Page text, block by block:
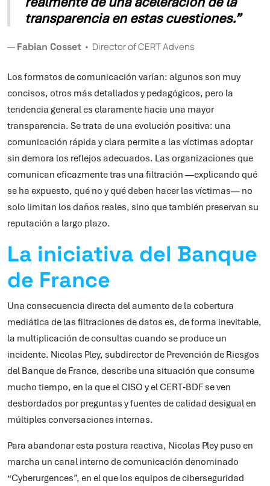
transparencia en estas cuestiones.”
Fabian Cosset • Director of CERT Advens
Los formatos de comunicación varían: algunos son muy
concisos, otros más detallados y pedagógicos, pero la
tendencia general es claramente hacia una mayor
transparencia. Se trata de una evolución positiva: una
comunicación rápida y clara permite a las víctimas adoptar
sin demora los reflejos adecuados. Las organizaciones que
comunican eficazmente tras una filtración —explicando qué
se ha expuesto, qué no y qué deben hacer las víctimas— no
solo limitan los daños reales, sino que también preservan su
reputación a largo plazo.
La iniciativa del Banque
de France
Una consecuencia directa del aumento de la cobertura
mediática de las filtraciones de datos es, de forma inevitable,
la multiplicación de consultas cuando se produce un
incidente. Nicolas Pley, subdirector de Prevención de Riesgos
del Banque de France, describe una situación que consume
mucho tiempo, en la que el CISO y el CERT‑BDF se ven
desbordados por preguntas y fuentes de calidad desigual en
múltiples conversaciones internas.
Para abandonar esta postura reactiva, Nicolas Pley puso en
marcha un canal interno de comunicación denominado
“Cyberurgences”, en el que los equipos de ciberseguridad